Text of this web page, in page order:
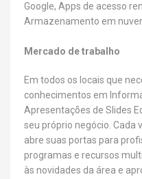
Google, Apps de acesso
Armazenamento em
Mercado de trabalho
Em todos os locais que
conhecimentos em
Apresentações de Slides
seu próprio negócio. Cada
abre suas portas para
programas e recursos
às novidades da área e